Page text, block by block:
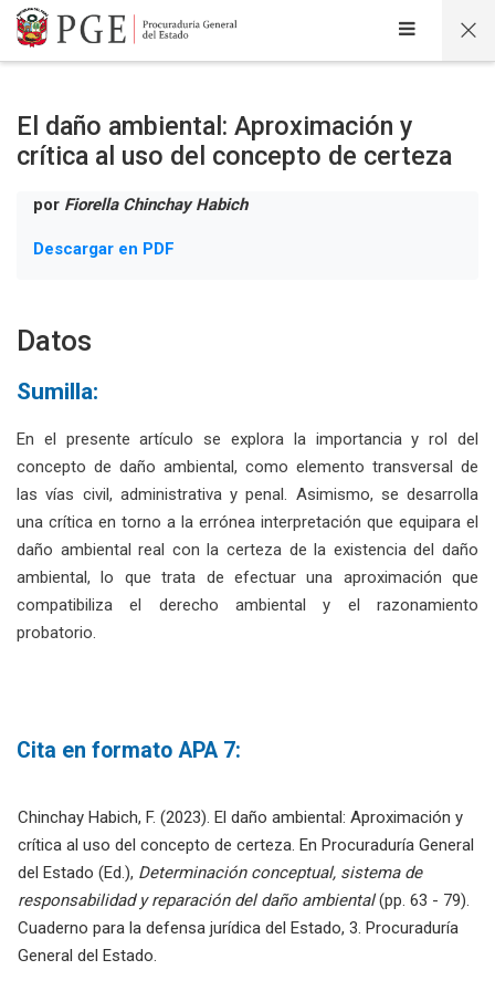
Salta al contenido principal
El daño ambiental: Aproximación y
crítica al uso del concepto de certeza
por Fiorella Chinchay Habich
Descargar en PDF
Datos
Sumilla:
En el presente artículo se explora la importancia y rol del
concepto de daño ambiental, como elemento transversal de
las vías civil, administrativa y penal. Asimismo, se desarrolla
una crítica en torno a la errónea interpretación que equipara el
daño ambiental real con la certeza de la existencia del daño
ambiental, lo que trata de efectuar una aproximación que
compatibiliza el derecho ambiental y el razonamiento
probatorio.
Chinchay Habich, F. (2023). El daño ambiental: Aproximación y
crítica al uso del concepto de certeza. En Procuraduría General
del Estado (Ed.), Determinación conceptual, sistema de
responsabilidad y reparación del daño ambiental(pp. 63 - 79).
Cuaderno para la defensa jurídica del Estado, 3. Procuraduría
General del Estado.
Cita en formato APA 7: